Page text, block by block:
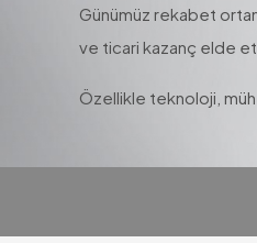
Günümüz rekabet
ve ticari kazanç elde
Özellikle teknoloji,